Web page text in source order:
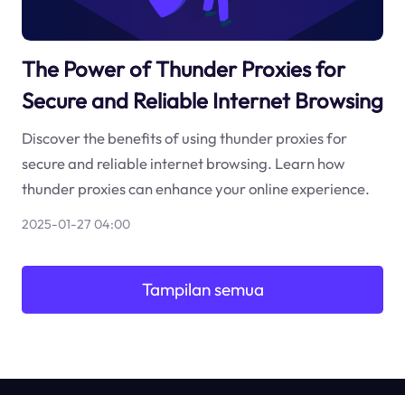
The Power of Thunder Proxies for
Secure and Reliable Internet Browsing
Discover the benefits of using thunder proxies for
secure and reliable internet browsing. Learn how
thunder proxies can enhance your online experience.
2025-01-27 04:00
Tampilan semua